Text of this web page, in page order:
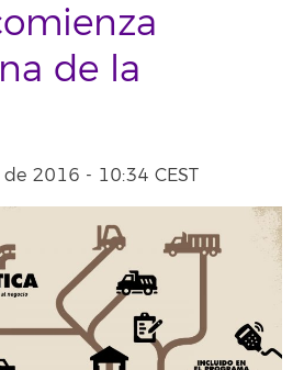
de la
2016 - 10:34 CEST